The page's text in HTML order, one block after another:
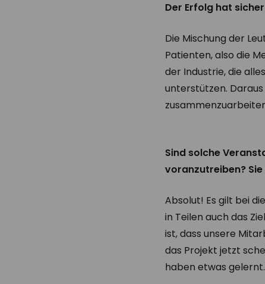
Der Erfolg hat
Die Mischung der
Patienten, also die
der Industrie, die
unterstützen.
Sind solche
voranzutreiben?
Absolut! Es gilt bei
in Teilen auch das
ist, dass unsere
das Projekt jetzt
haben etwas